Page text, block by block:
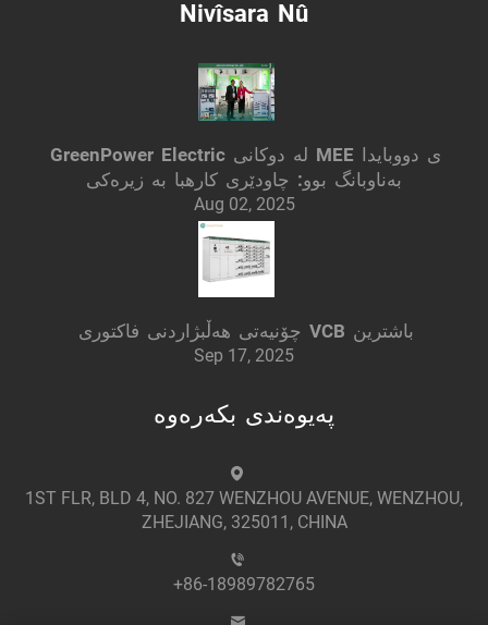
Nivîsara Nû
GreenPower Electric لە دوکانی MEE ی دووبایدا
بەناوبانگ بوو: چاودێری کارهبا بە زیرەکی
Aug 02, 2025
چۆنیەتی هەڵبژاردنی فاکتوری VCB باشترین
Sep 17, 2025
پەیوەندی بکەرەوە
1ST FLR, BLD 4, NO. 827 WENZHOU AVENUE, WENZHOU,
ZHEJIANG, 325011, CHINA
+86-18989782765